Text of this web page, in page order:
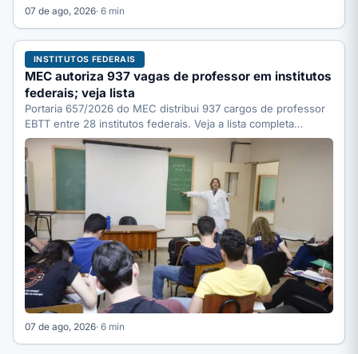
07 de ago, 2026· 6 min
INSTITUTOS FEDERAIS
MEC autoriza 937 vagas de professor em institutos
federais; veja lista
Portaria 657/2026 do MEC distribui 937 cargos de professor
EBTT entre 28 institutos federais. Veja a lista completa…
07 de ago, 2026· 6 min